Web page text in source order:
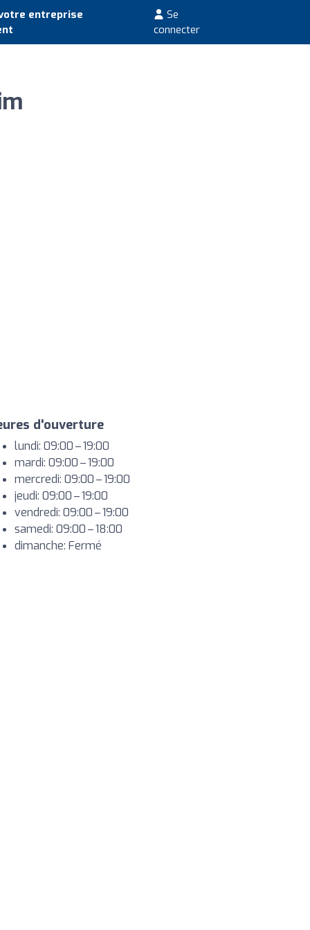
entreprise
Se
connecter
d'ouverture
lundi: 09:00 – 19:00
mardi: 09:00 – 19:00
mercredi: 09:00 – 19:00
jeudi: 09:00 – 19:00
vendredi: 09:00 – 19:00
samedi: 09:00 – 18:00
dimanche: Fermé